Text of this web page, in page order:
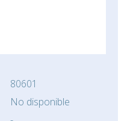
80601
No disponible